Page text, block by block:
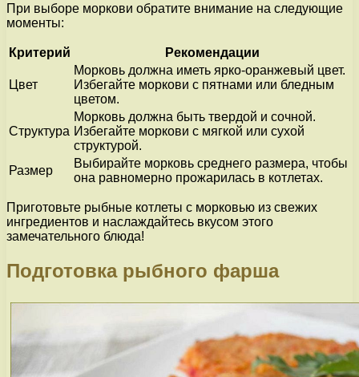
При выборе моркови обратите внимание на следующие
моменты:
Критерий Рекомендации
Цвет
Морковь должна иметь ярко-оранжевый цвет.
Избегайте моркови с пятнами или бледным
цветом.
Структура
Морковь должна быть твердой и сочной.
Избегайте моркови с мягкой или сухой
структурой.
Размер
Выбирайте морковь среднего размера, чтобы
она равномерно прожарилась в котлетах.
Приготовьте рыбные котлеты с морковью из свежих
ингредиентов и наслаждайтесь вкусом этого
замечательного блюда!
Подготовка рыбного фарша